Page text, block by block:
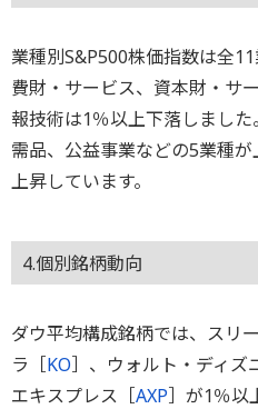
業種別S&P500株価指数は全
費財・サービス、資本財・サ
報技術は1％以上下落しまし
需品、公益事業などの5業種
上昇しています。
4.個別銘柄動向
ダウ平均構成銘柄では、スリ
ラ［KO］、ウォルト・ディズ
エキスプレス［AXP］が1％以